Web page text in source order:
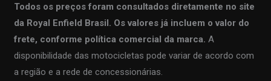
Todos os preços foram consultados diretamente no site
da Royal Enfield Brasil. Os valores já incluem o valor do
frete, conforme política comercial da marca. A
disponibilidade das motocicletas pode variar de acordo com
a região e a rede de concessionárias.